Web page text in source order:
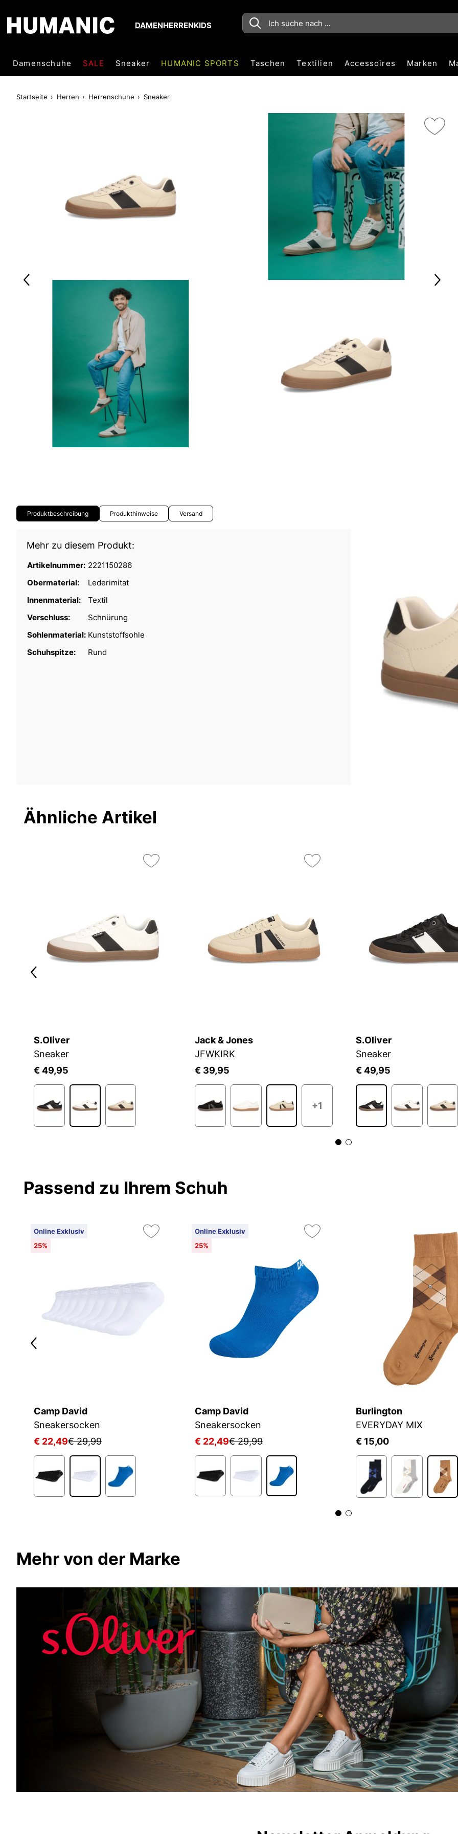
DAMENHERRENKIDS
Damenschuhe SALE Sneaker HUMANIC SPORTS Taschen Textilien Accessoires Marken
Startseite Herren Herrenschuhe Sneaker
Produktbeschreibung Produkthinweise Versand
Mehr zu diesem Produkt:
Artikelnummer: 2221150286
Obermaterial:
Lederimitat
Innenmaterial:
Textil
Verschluss:
Schnürung
Sohlenmaterial: Kunststoffsohle
Schuhspitze:
Rund
Ähnliche Artikel
S.Oliver
Sneaker
€ 49,95
Jack & Jones
JFWKIRK
€ 39,95
+1
S.Oliver
Sneaker
€ 49,95
Passend zu Ihrem Schuh
Online Exklusiv
25%
Camp David
Sneakersocken
€ 22,49€ 29,99
Online Exklusiv
25%
Camp David
Sneakersocken
€ 22,49€ 29,99
Burlington
EVERYDAY MIX
€ 15,00
Mehr von der Marke